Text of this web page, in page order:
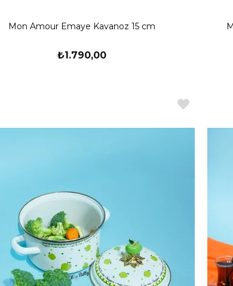
Mon Amour Emaye Kavanoz 15 cm
₺1.790,00